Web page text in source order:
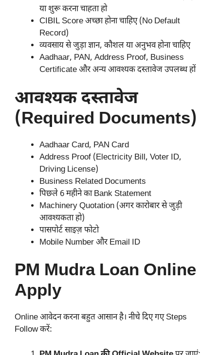
या शुरू करना चाहता हो
CIBIL Score अच्छा होना चाहिए (No Default
Record)
व्यवसाय से जुड़ा ज्ञान, कौशल या अनुभव होना चाहिए
Aadhaar, PAN, Address Proof, Business
Certificate और अन्य आवश्यक दस्तावेज उपलब्ध हों
आवश्यक दस्तावेज
(Required Documents)
Aadhaar Card, PAN Card
Address Proof (Electricity Bill, Voter ID,
Driving License)
Business Related Documents
पिछले 6 महीने का Bank Statement
Machinery Quotation (अगर कारोबार से जुड़ी
आवश्यकता हो)
पासपोर्ट साइज़ फोटो
Mobile Number और Email ID
PM Mudra Loan Online
Apply
Online आवेदन करना बहुत आसान है। नीचे दिए गए Steps
Follow करें: